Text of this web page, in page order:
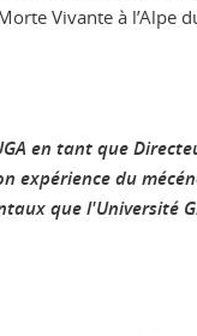
Vivante à
en tant que
expérience du
que l'Université